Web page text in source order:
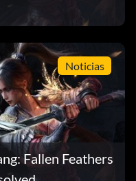
Noticias
Fallen Feathers